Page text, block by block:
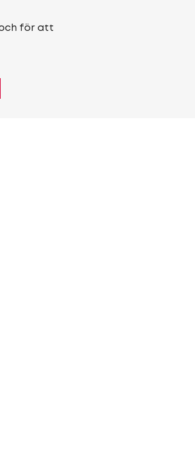
för att